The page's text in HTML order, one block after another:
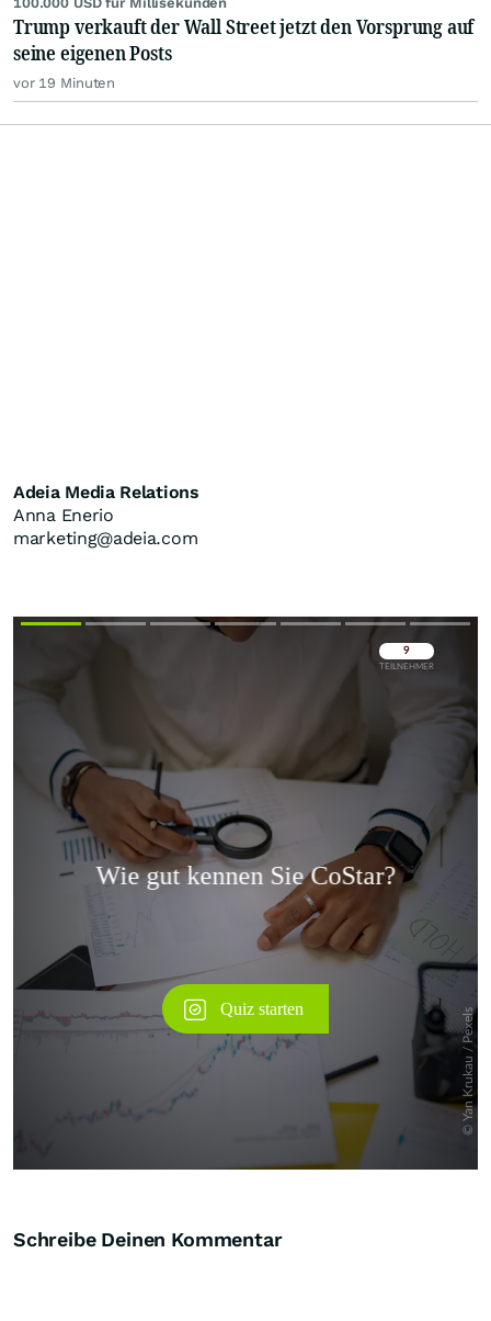
Trump verkauft der Wall Street jetzt den Vorsprung auf
seine eigenen Posts
vor 19 Minuten
Adeia Media Relations
Anna Enerio
marketing@adeia.com
Überspringen
Schreibe Deinen Kommentar